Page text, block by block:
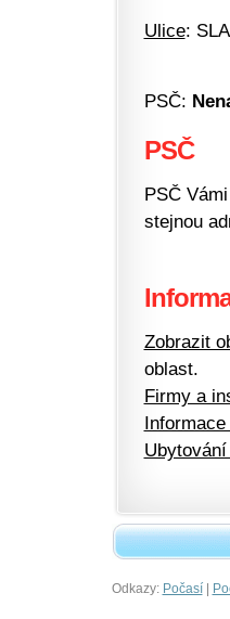
Ulice:
PSČ:
PSČ
PSČ
stejnou
Zobrazit
oblast.
Firmy a
Odkazy: Počasí|